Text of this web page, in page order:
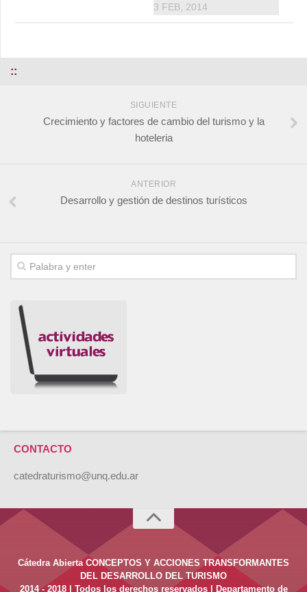
3 FEB, 2014
::
SIGUIENTE
Crecimiento y factores de cambio del turismo y la
hoteleria
ANTERIOR
Desarrollo y gestión de destinos turísticos
CONTACTO
catedraturismo@unq.edu.ar
Cátedra Abierta CONCEPTOS Y ACCIONES TRANSFORMANTES
DEL DESARROLLO DEL TURISMO
2014 - 2018 | Todos los derechos reservados | Departamento de